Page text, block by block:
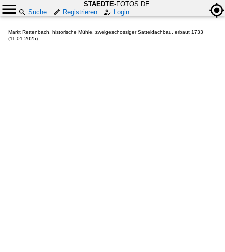
STAEDTE-FOTOS.DE
Suche
Registrieren Login
Markt Rettenbach, historische Mühle, zweigeschossiger Satteldachbau, erbaut 1733
(11.01.2025)